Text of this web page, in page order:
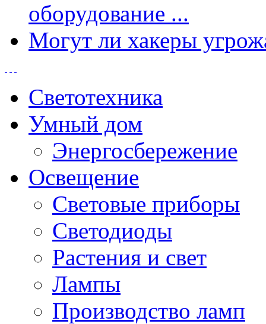
оборудование ...
Могут ли хакеры
Светотехника
Умный дом
Энергосбережение
Освещение
Световые приборы
Светодиоды
Растения и свет
Лампы
Производство ламп